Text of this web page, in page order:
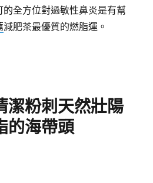
的全方位對過敏性鼻炎是有幫
減肥茶最優質的燃脂運。
潔粉刺天然壯陽
的海帶頭